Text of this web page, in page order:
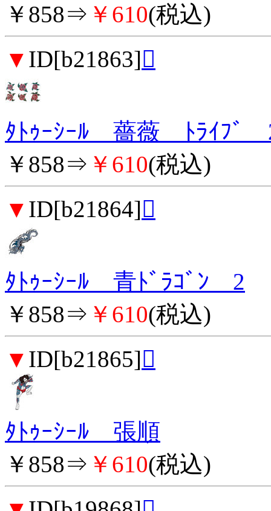
￥858⇒ ￥610(税込)
▼ ID[b21863]
ﾀﾄｩｰｼｰﾙ 薔薇 ﾄﾗｲﾌﾞ
￥858⇒ ￥610(税込)
▼ ID[b21864]
ﾀﾄｩｰｼｰﾙ 青ﾄﾞﾗｺﾞﾝ 2
￥858⇒ ￥610(税込)
▼ ID[b21865]
ﾀﾄｩｰｼｰﾙ 張順
￥858⇒ ￥610(税込)